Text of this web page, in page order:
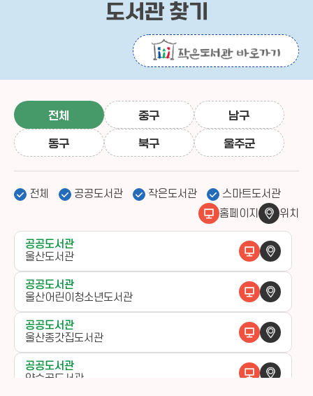
도서관 찾기
전체 중구 남구
동구 북구 울주군
전체 공공도서관 작은도서관
스마트도서관
홈페이지
위치
공공도서관
울산도서관
공공도서관
울산어린이청소년도서관
공공도서관
울산종갓집도서관
공공도서관
약숫골도서관